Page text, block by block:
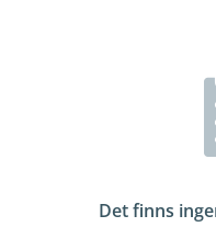
Det finns